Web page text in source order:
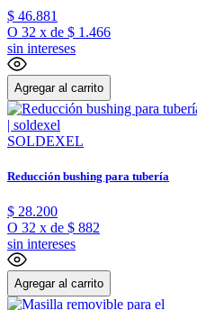
$ 46.881
O 32 x de $ 1.466
sin intereses
Agregar al carrito
SOLDEXEL
Reducción bushing para tubería
$ 28.200
O 32 x de $ 882
sin intereses
Agregar al carrito